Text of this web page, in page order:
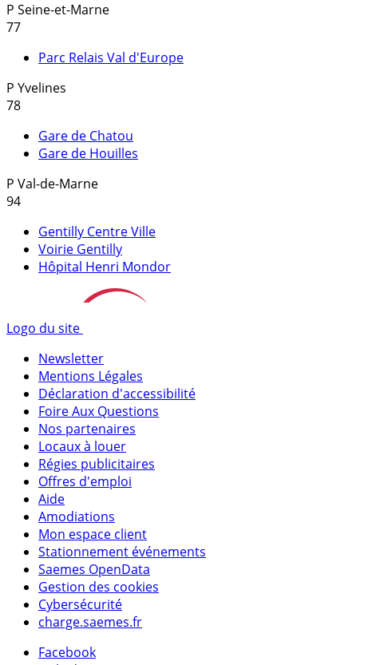
P Seine-et-Marne
77
Parc Relais Val d'Europe
P Yvelines
78
Gare de Chatou
Gare de Houilles
P Val-de-Marne
94
Gentilly Centre Ville
Voirie Gentilly
Hôpital Henri Mondor
Logo du site
Newsletter
Mentions Légales
Déclaration d'accessibilité
Foire Aux Questions
Nos partenaires
Locaux à louer
Régies publicitaires
Offres d'emploi
Aide
Amodiations
Mon espace client
Stationnement événements
Saemes OpenData
Gestion des cookies
Cybersécurité
charge.saemes.fr
Facebook